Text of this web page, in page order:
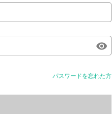
パスワードを忘れた方